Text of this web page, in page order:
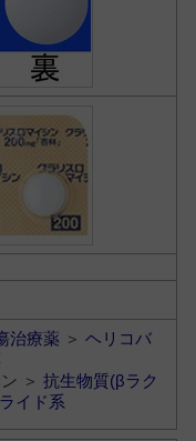
治療薬 ＞ヘリコバ
ン ＞抗生物質(βラク
イド系